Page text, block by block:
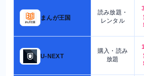
まんが王国
読み放題・
レンタル
U-NEXT
購入・読み
放題